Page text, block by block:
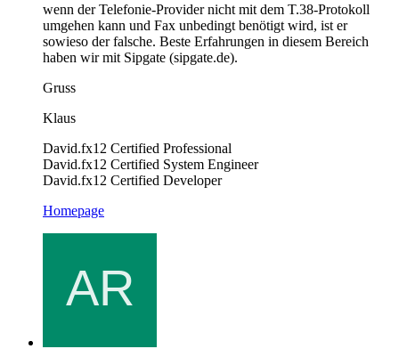
wenn der Telefonie-Provider nicht mit dem T.38-Protokoll
umgehen kann und Fax unbedingt benötigt wird, ist er
sowieso der falsche. Beste Erfahrungen in diesem Bereich
haben wir mit Sipgate (sipgate.de).
Gruss
Klaus
David.fx12 Certified Professional
David.fx12 Certified System Engineer
David.fx12 Certified Developer
Homepage